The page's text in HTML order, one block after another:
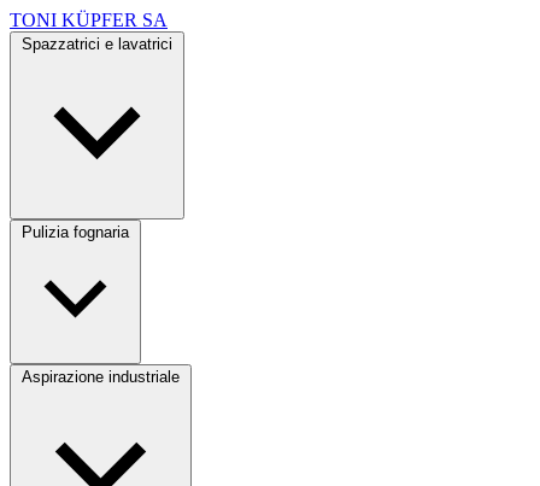
TONI KÜPFER SA
Pulizia fognaria